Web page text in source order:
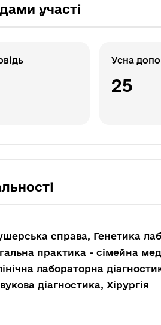
участі
Усна
25
справа, Генетика
практика - сімейна
лабораторна
діагностика, Хірургія